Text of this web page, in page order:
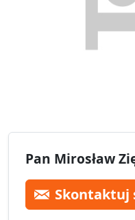
Pan Mirosław
Skontaktuj